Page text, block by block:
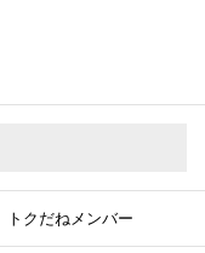
トクだねメンバー